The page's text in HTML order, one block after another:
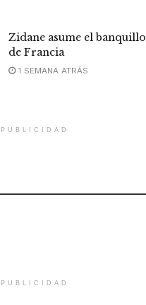
Zidane asume el banquillo
de Francia
1 SEMANA ATRÁS
PUBLICIDAD
PUBLICIDAD